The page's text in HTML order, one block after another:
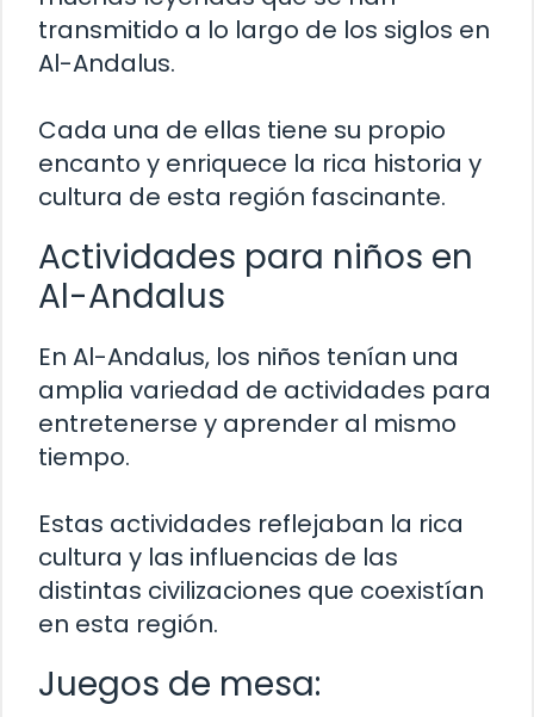
transmitido a lo largo de los siglos en
Al-Andalus.
Cada una de ellas tiene su propio
encanto y enriquece la rica historia y
cultura de esta región fascinante.
Actividades para niños en
Al-Andalus
En Al-Andalus, los niños tenían una
amplia variedad de actividades para
entretenerse y aprender al mismo
tiempo.
Estas actividades reflejaban la rica
cultura y las influencias de las
distintas civilizaciones que coexistían
en esta región.
Juegos de mesa: